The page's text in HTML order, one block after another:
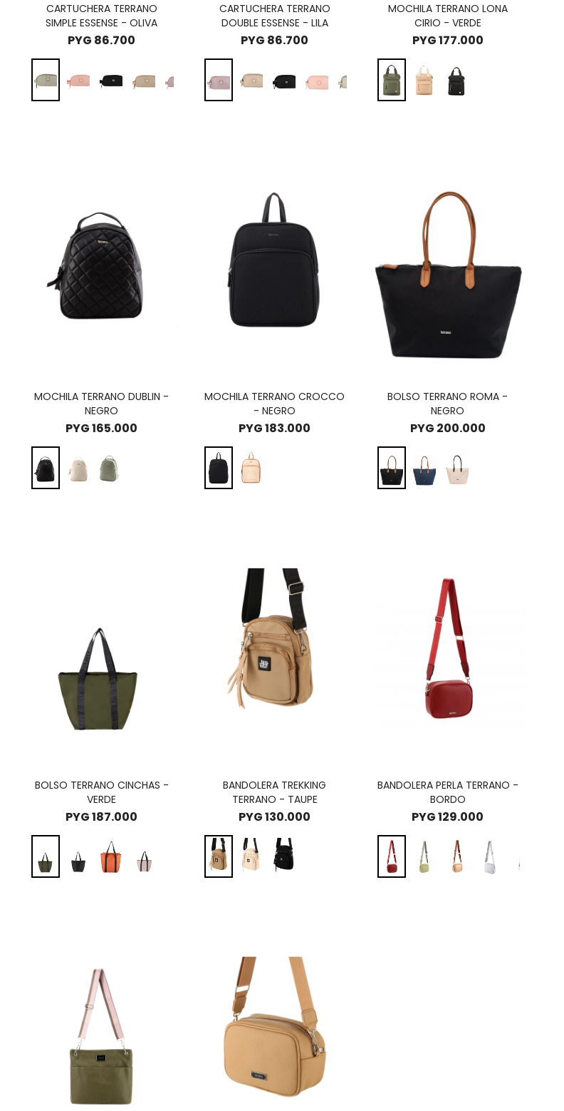
CARTUCHERA TERRANO
SIMPLE ESSENSE - OLIVA
PYG 86.700
CARTUCHERA TERRANO
DOUBLE ESSENSE - LILA
PYG 86.700
MOCHILA TERRANO LONA
CIRIO - VERDE
PYG177.000
MOCHILA TERRANO DUBLIN -
NEGRO
PYG165.000
MOCHILA TERRANO CROCCO
- NEGRO
PYG183.000
BOLSO TERRANO ROMA -
NEGRO
PYG 200.000
BOLSO TERRANO CINCHAS -
VERDE
PYG187.000
BANDOLERA TREKKING
TERRANO - TAUPE
PYG130.000
BANDOLERA PERLA TERRANO -
BORDO
PYG129.000